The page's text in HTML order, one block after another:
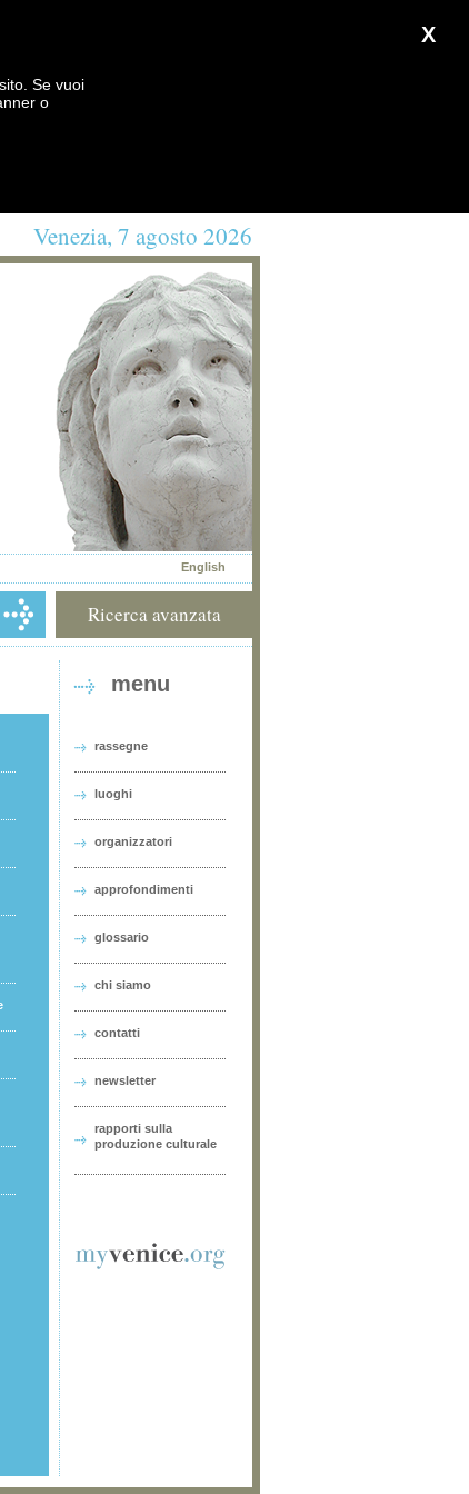
X
Se vuoi
o
Venezia, 7 agosto 2026
English
Ricerca avanzata
menu
rassegne
luoghi
organizzatori
approfondimenti
glossario
chi siamo
contatti
newsletter
rapporti sulla
produzione culturale